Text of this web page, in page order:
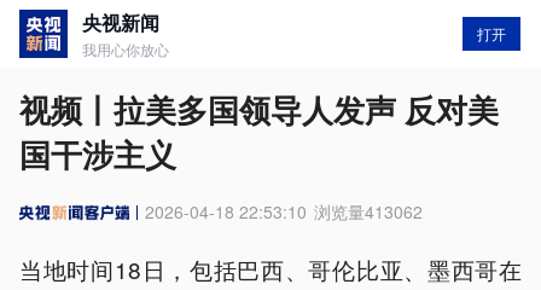
央视新闻
我用心你放心
打开
视频丨拉美多国领导人发声 反对美
国干涉主义
2026-04-18 22:53:10 浏览量413062
当地时间18日，包括巴西、哥伦比亚、墨西哥在